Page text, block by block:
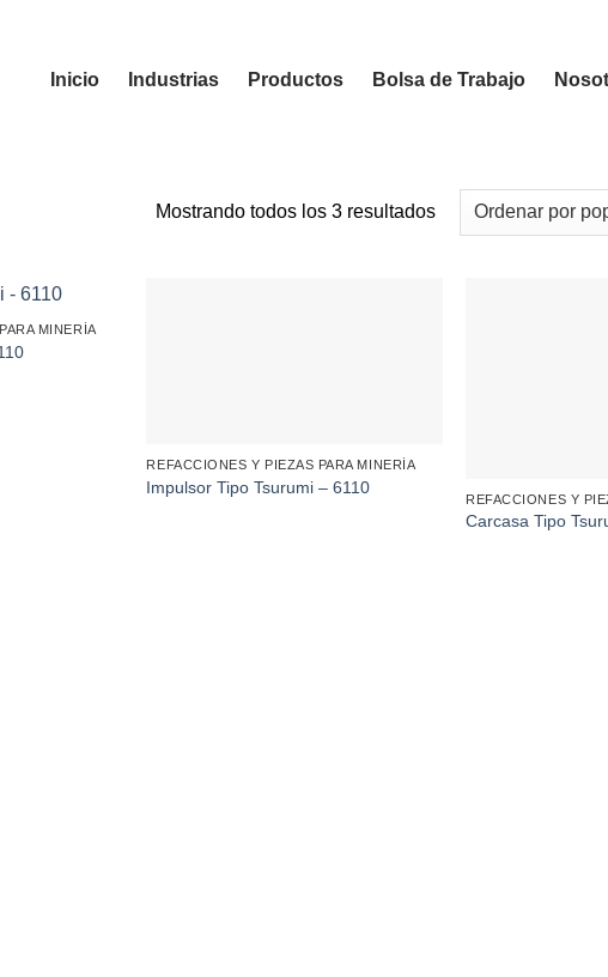
Inicio Industrias Productos Bolsa de Trabajo
Mostrando todos los 3 resultadosSorted
MINERÍA
REFACCIONES Y PIEZAS PARA MINERÍA
Impulsor Tipo Tsurumi – 6110
REFACCIONES Y
Carcasa Tipo